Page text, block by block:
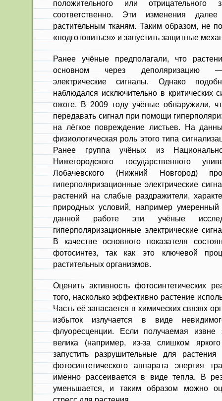
положительного или отрицательного
соответственно. Эти изменения
растительным тканям. Таким образом, не
«подготовиться» и запустить защитные
Ранее учёные предполагали, что
основном через деполяризацию —
электрические сигналы. Однако
наблюдался исключительно в критических
ожоге. В 2009 году учёные обнаружили,
передавать сигнал при помощи
на лёгкое повреждение листьев. На
физиологическая роль этого типа
Ранее группа учёных из
Нижегородского государственного
Лобачевского (Нижний Новгород)
гиперполяризационные электрические
растений на слабые раздражители,
природных условий, например
данной работе эти учёные
гиперполяризационные электрические
В качестве основного показателя
фотосинтез, так как это ключевой
растительных организмов.
Оценить активность фотосинтетических
того, насколько эффективно растение
Часть её запасается в химических связях
избыток излучается в виде
флуоресценции. Если получаемая извне
велика (например, из-за слишком
запустить разрушительные для
фотосинтетического аппарата энергия
именно рассеивается в виде тепла. В
уменьшается, и таким образом можно